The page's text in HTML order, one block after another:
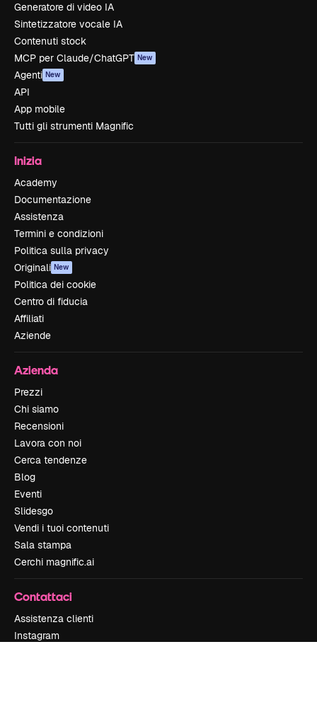
Generatore di video IA
Sintetizzatore vocale IA
Contenuti stock
MCP per Claude/ChatGPT New
Agenti New
API
App mobile
Tutti gli strumenti Magnific
Inizia
Academy
Documentazione
Assistenza
Termini e condizioni
Politica sulla privacy
Originali New
Politica dei cookie
Centro di fiducia
Affiliati
Aziende
Azienda
Prezzi
Chi siamo
Recensioni
Lavora con noi
Cerca tendenze
Blog
Eventi
Slidesgo
Vendi i tuoi contenuti
Sala stampa
Cerchi magnific.ai
Contattaci
Assistenza clienti
Instagram